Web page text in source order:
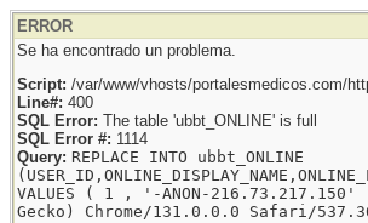
ERROR
Se ha encontrado un problema.
Script: /var/www/vhosts/portalesmedicos.com/
Line#: 400
SQL Error: The table 'ubbt_ONLINE' is full
SQL Error #: 1114
Query: REPLACE INTO ubbt_ONLINE
VALUES ( 1 , '-ANON-
Gecko) Chrome/131.0.0.0 Safari/